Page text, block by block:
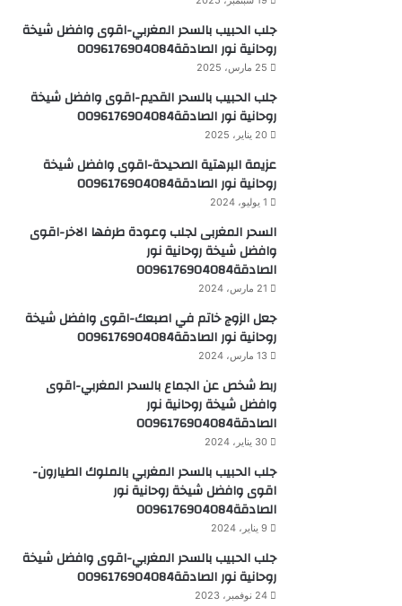
جلب الحبيب بالسحر المغربي-اقوى وافضل شيخة
روحانية نور الصادقة0096176904084
25 مارس، 2025
جلب الحبيب بالسحر القديم-اقوى وافضل شيخة
روحانية نور الصادقة0096176904084
20 يناير، 2025
عزيمة البرهتية الصحيحة-اقوى وافضل شيخة
روحانية نور الصادقة0096176904084
1 يوليو، 2024
السحر المغربى لجلب وعودة طرفها الاخر-اقوى
وافضل شيخة روحانية نور
الصادقة0096176904084
21 مارس، 2024
جعل الزوج خاتم في اصبعك-اقوى وافضل شيخة
روحانية نور الصادقة0096176904084
13 مارس، 2024
ربط شخص عن الجماع بالسحر المغربي-اقوى
وافضل شيخة روحانية نور
الصادقة0096176904084
30 يناير، 2024
جلب الحبيب بالسحر المغربي بالملوك الطيارون-
اقوى وافضل شيخة روحانية نور
الصادقة0096176904084
9 يناير، 2024
جلب الحبيب بالسحر المغربي-اقوى وافضل شيخة
روحانية نور الصادقة0096176904084
24 نوفمبر، 2023